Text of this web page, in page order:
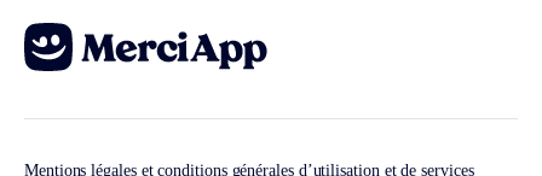
Mentions légales et conditions générales d’utilisation et de services